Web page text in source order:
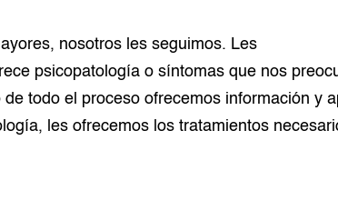
nosotros les seguimos. Les
psicopatología o síntomas que nos
todo el proceso ofrecemos información y
les ofrecemos los tratamientos